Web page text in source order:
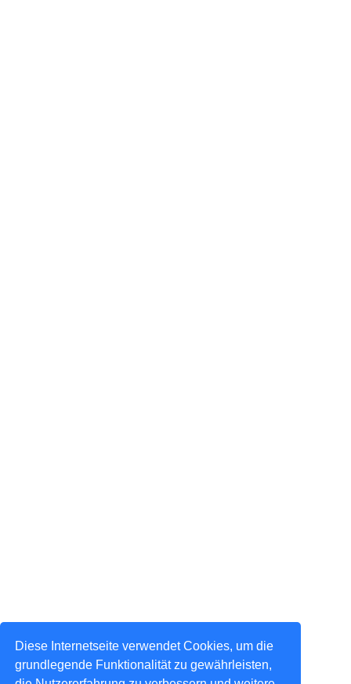
Diese Internetseite verwendet Cookies, um die
grundlegende Funktionalität zu gewährleisten,